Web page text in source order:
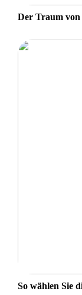
Der Traum
So wählen Sie